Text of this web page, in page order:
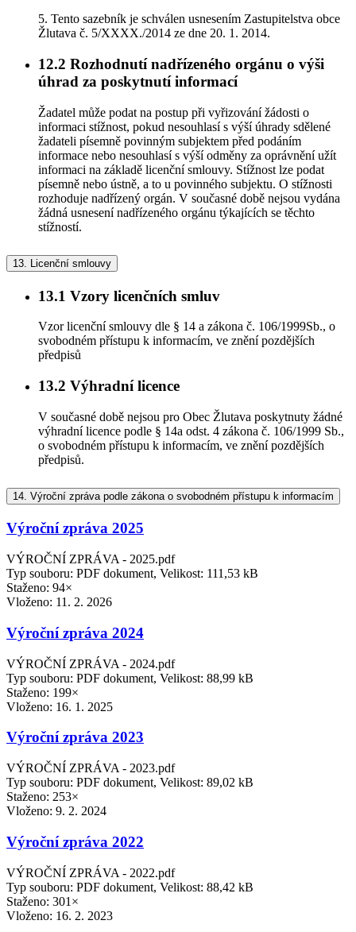
5. Tento sazebník je schválen usnesením Zastupitelstva obce
Žlutava č. 5/XXXX./2014 ze dne 20. 1. 2014.
12.2 Rozhodnutí nadřízeného orgánu o výši
úhrad za poskytnutí informací
Žadatel může podat na postup při vyřizování žádosti o
informaci stížnost, pokud nesouhlasí s výší úhrady sdělené
žadateli písemně povinným subjektem před podáním
informace nebo nesouhlasí s výší odměny za oprávnění užít
informaci na základě licenční smlouvy. Stížnost lze podat
písemně nebo ústně, a to u povinného subjektu. O stížnosti
rozhoduje nadřízený orgán. V současné době nejsou vydána
žádná usnesení nadřízeného orgánu týkajících se těchto
stížností.
13. Licenční smlouvy
13.1 Vzory licenčních smluv
Vzor licenční smlouvy dle § 14 a zákona č. 106/1999Sb., o
svobodném přístupu k informacím, ve znění pozdějších
předpisů
13.2 Výhradní licence
V současné době nejsou pro Obec Žlutava poskytnuty žádné
výhradní licence podle § 14a odst. 4 zákona č. 106/1999 Sb.,
o svobodném přístupu k informacím, ve znění pozdějších
předpisů.
14. Výroční zpráva podle zákona o svobodném přístupu k informacím
Výroční zpráva 2025
VÝROČNÍ ZPRÁVA - 2025.pdf
Typ souboru: PDF dokument, Velikost: 111,53 kB
Staženo: 94×
Vloženo: 11. 2. 2026
Výroční zpráva 2024
VÝROČNÍ ZPRÁVA - 2024.pdf
Typ souboru: PDF dokument, Velikost: 88,99 kB
Staženo: 199×
Vloženo: 16. 1. 2025
Výroční zpráva 2023
VÝROČNÍ ZPRÁVA - 2023.pdf
Typ souboru: PDF dokument, Velikost: 89,02 kB
Staženo: 253×
Vloženo: 9. 2. 2024
Výroční zpráva 2022
VÝROČNÍ ZPRÁVA - 2022.pdf
Typ souboru: PDF dokument, Velikost: 88,42 kB
Staženo: 301×
Vloženo: 16. 2. 2023